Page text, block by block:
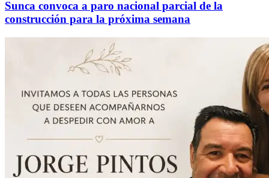
Sunca convoca a paro nacional parcial de la
construcción para la próxima semana